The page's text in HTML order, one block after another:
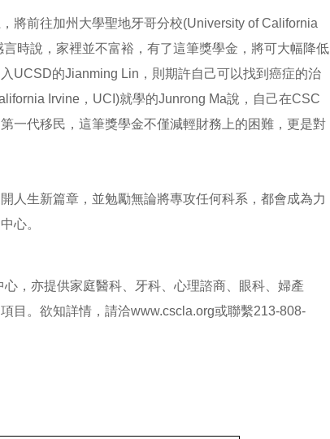
將前往加州大學聖地牙哥分校(University of California
時說，家裡並不富裕，有了這筆獎學金，將可大幅降低
UCSD的Jianming Lin，則期許自己可以找到癌症的治
Irvine，UCI)就學的Junrong Ma說，自己在CSC
一代移民，這筆獎學金不僅減輕財務上的困難，更是對
人生新篇章，並勉勵無論將專攻任何科系，都會成為力
心。
，亦提供家庭醫科、牙科、心理諮商、眼科、婦產
目。欲知詳情，請洽www.cscla.org或聯繫213-808-